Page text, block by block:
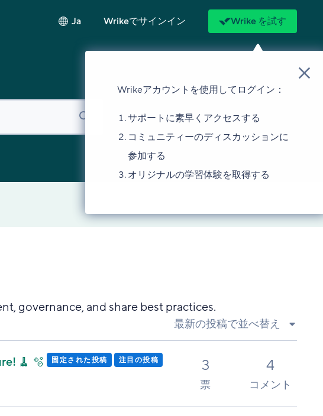
Ja Wrikeでサインイン Wrike を試す
Wrikeアカウントを使用してログイン：
サポートに素早くアクセスする
コミュニティーのディスカッションに
参加する
オリジナルの学習体験を取得する
governance, and share best practices.
最新の投稿で並べ替え
🧹 🫧 固定された投稿 注目の投稿 3
票
4
コメント